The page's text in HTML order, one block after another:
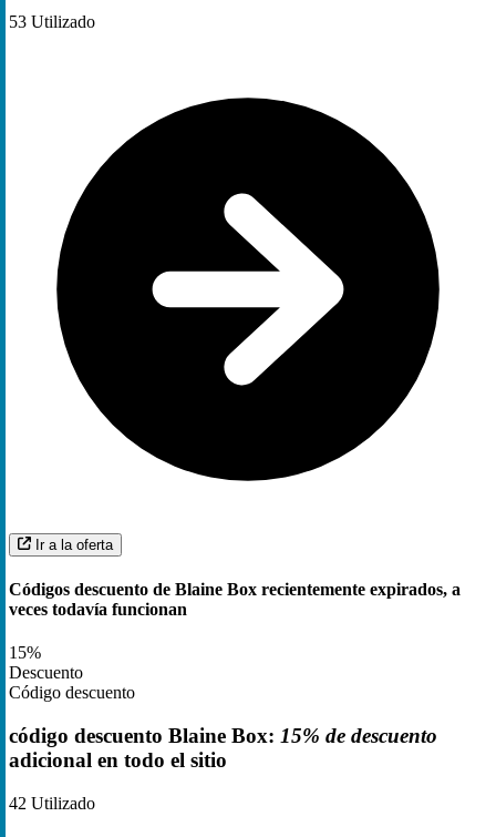
53 Utilizado
Ir a la oferta
Códigos descuento de Blaine Box recientemente expirados, a
veces todavía funcionan
15%
Descuento
Código descuento
código descuento Blaine Box: 15% de descuento
adicional en todo el sitio
42 Utilizado